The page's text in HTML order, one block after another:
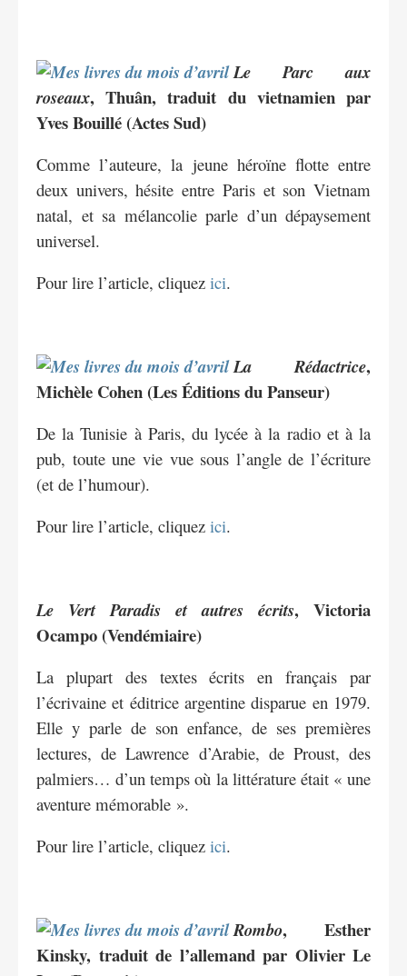
Le Parc aux
roseaux, Thuân, traduit du vietnamien par
Yves Bouillé (Actes Sud)
Comme l’auteure, la jeune héroïne flotte entre
deux univers, hésite entre Paris et son Vietnam
natal, et sa mélancolie parle d’un dépaysement
universel.
Pour lire l’article, cliquez ici.
La Rédactrice,
Michèle Cohen (Les Éditions du Panseur)
De la Tunisie à Paris, du lycée à la radio et à la
pub, toute une vie vue sous l’angle de l’écriture
(et de l’humour).
Pour lire l’article, cliquez ici.
Le Vert Paradis et autres écrits, Victoria
Ocampo (Vendémiaire)
La plupart des textes écrits en français par
l’écrivaine et éditrice argentine disparue en 1979.
Elle y parle de son enfance, de ses premières
lectures, de Lawrence d’Arabie, de Proust, des
palmiers… d’un temps où la littérature était « une
aventure mémorable ».
Pour lire l’article, cliquez ici.
Rombo, Esther
Kinsky, traduit de l’allemand par Olivier Le